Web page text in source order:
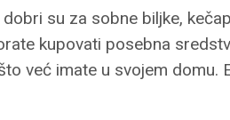
su za sobne biljke,
kupovati posebna
već imate u svojem domu.